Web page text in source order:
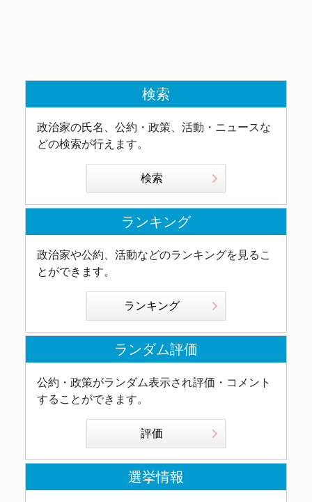
検索
政治家の氏名、公約・政策、活動・ニュースな
どの検索が行えます。
検索
ランキング
政治家や公約、活動などのランキングを見るこ
とができます。
ランキング
ランダム評価
公約・政策がランダム表示され評価・コメント
することができます。
評価
選挙情報